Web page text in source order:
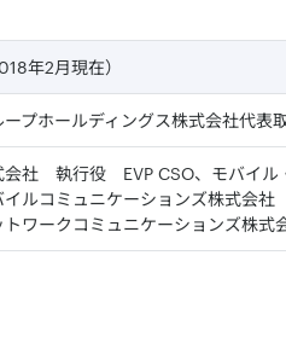
年2月現在）
ープホールディングス株式会社代表
会社 執行役 EVP CSO、モバイル
イルコミュニケーションズ株式会
トワークコミュニケーションズ株式